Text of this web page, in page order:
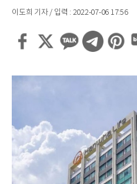
이도희 기자 / 입력 : 2022-07-06 17:56